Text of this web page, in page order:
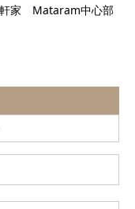
家 Mataram中心部